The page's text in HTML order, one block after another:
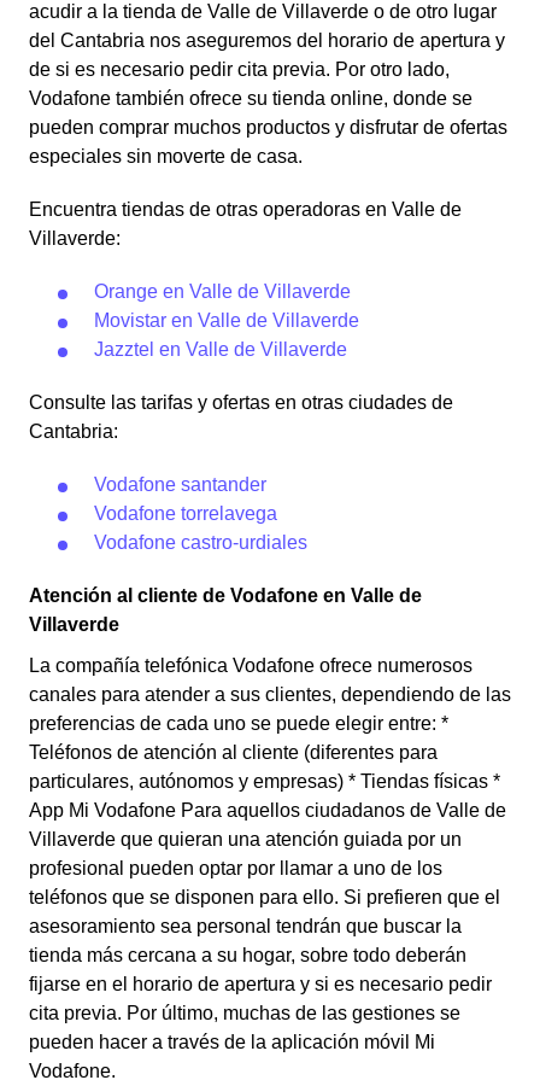
acudir a la tienda de Valle de Villaverde o de otro lugar
del Cantabria nos aseguremos del horario de apertura y
de si es necesario pedir cita previa. Por otro lado,
Vodafone también ofrece su tienda online, donde se
pueden comprar muchos productos y disfrutar de ofertas
especiales sin moverte de casa.
Encuentra tiendas de otras operadoras en Valle de
Villaverde:
Orange en Valle de Villaverde
Movistar en Valle de Villaverde
Jazztel en Valle de Villaverde
Consulte las tarifas y ofertas en otras ciudades de
Cantabria:
Vodafone santander
Vodafone torrelavega
Vodafone castro-urdiales
Atención al cliente de Vodafone en Valle de
Villaverde
La compañía telefónica Vodafone ofrece numerosos
canales para atender a sus clientes, dependiendo de las
preferencias de cada uno se puede elegir entre: *
Teléfonos de atención al cliente (diferentes para
particulares, autónomos y empresas) * Tiendas físicas *
App Mi Vodafone Para aquellos ciudadanos de Valle de
Villaverde que quieran una atención guiada por un
profesional pueden optar por llamar a uno de los
teléfonos que se disponen para ello. Si prefieren que el
asesoramiento sea personal tendrán que buscar la
tienda más cercana a su hogar, sobre todo deberán
fijarse en el horario de apertura y si es necesario pedir
cita previa. Por último, muchas de las gestiones se
pueden hacer a través de la aplicación móvil Mi
Vodafone.